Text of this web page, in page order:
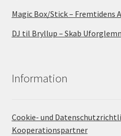
Magic Box/Stick – Fremtidens
DJ til Bryllup – Skab
Information
Cookie- und
Kooperationspartner